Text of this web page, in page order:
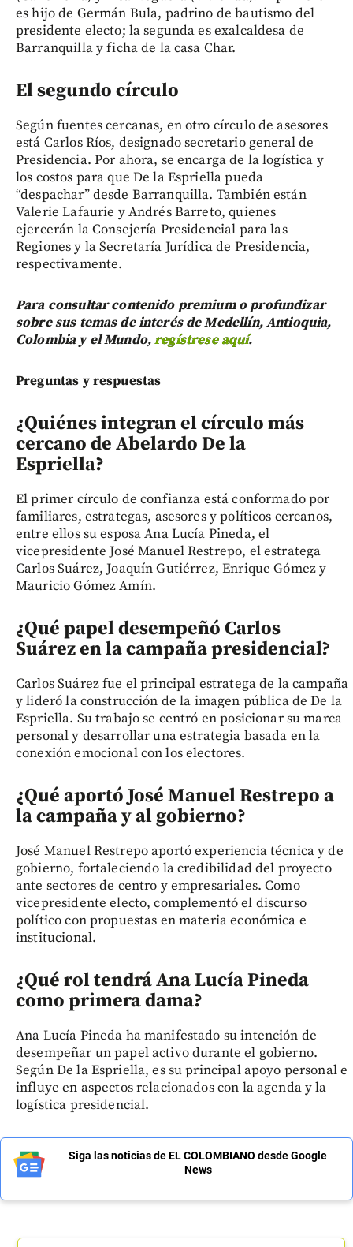
es hijo de Germán Bula, padrino de bautismo del
presidente electo; la segunda es exalcaldesa de
Barranquilla y ficha de la casa Char.
El segundo círculo
Según fuentes cercanas, en otro círculo de asesores
está Carlos Ríos, designado secretario general de
Presidencia. Por ahora, se encarga de la logística y
los costos para que De la Espriella pueda
“despachar” desde Barranquilla. También están
Valerie Lafaurie y Andrés Barreto, quienes
ejercerán la Consejería Presidencial para las
Regiones y la Secretaría Jurídica de Presidencia,
respectivamente.
Para consultar contenido premium o profundizar
sobre sus temas de interés de Medellín, Antioquia,
Colombia y el Mundo,regístrese aquí.
Preguntas y respuestas
¿Quiénes integran el círculo más
cercano de Abelardo De la
Espriella?
El primer círculo de confianza está conformado por
familiares, estrategas, asesores y políticos cercanos,
entre ellos su esposa Ana Lucía Pineda, el
vicepresidente José Manuel Restrepo, el estratega
Carlos Suárez, Joaquín Gutiérrez, Enrique Gómez y
Mauricio Gómez Amín.
¿Qué papel desempeñó Carlos
Suárez en la campaña presidencial?
Carlos Suárez fue el principal estratega de la campaña
y lideró la construcción de la imagen pública de De la
Espriella. Su trabajo se centró en posicionar su marca
personal y desarrollar una estrategia basada en la
conexión emocional con los electores.
¿Qué aportó José Manuel Restrepo a
la campaña y al gobierno?
José Manuel Restrepo aportó experiencia técnica y de
gobierno, fortaleciendo la credibilidad del proyecto
ante sectores de centro y empresariales. Como
vicepresidente electo, complementó el discurso
político con propuestas en materia económica e
institucional.
¿Qué rol tendrá Ana Lucía Pineda
como primera dama?
Ana Lucía Pineda ha manifestado su intención de
desempeñar un papel activo durante el gobierno.
Según De la Espriella, es su principal apoyo personal e
influye en aspectos relacionados con la agenda y la
logística presidencial.
Siga las noticias de EL COLOMBIANO desde Google
News